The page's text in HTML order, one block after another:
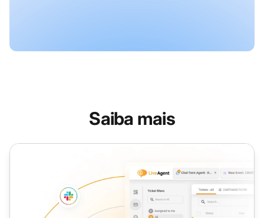
Saiba mais
Representante de Atendimento ao Cliente